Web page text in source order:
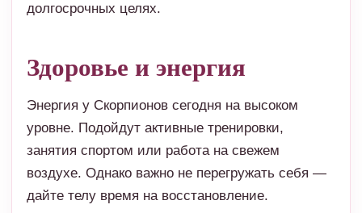
долгосрочных целях.
Здоровье и энергия
Энергия у Скорпионов сегодня на высоком
уровне. Подойдут активные тренировки,
занятия спортом или работа на свежем
воздухе. Однако важно не перегружать себя —
дайте телу время на восстановление.